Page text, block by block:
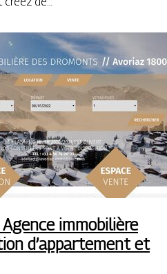
immobilière
d’appartement et